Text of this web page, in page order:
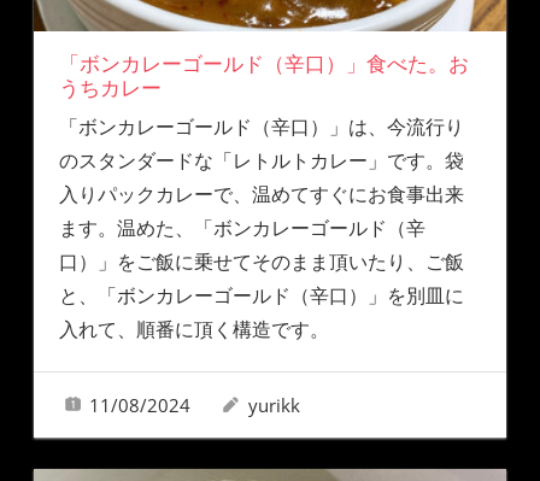
「ボンカレーゴールド（辛口）」食べた。お
うちカレー
「ボンカレーゴールド（辛口）」は、今流行り
のスタンダードな「レトルトカレー」です。袋
入りパックカレーで、温めてすぐにお食事出来
ます。温めた、「ボンカレーゴールド（辛
口）」をご飯に乗せてそのまま頂いたり、ご飯
と、「ボンカレーゴールド（辛口）」を別皿に
入れて、順番に頂く構造です。
11/08/2024 yurikk